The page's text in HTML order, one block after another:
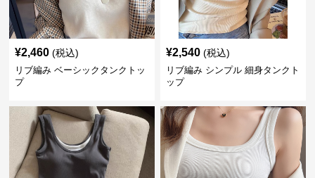
¥2,460 (税込)
リブ編み ベーシックタンクトッ
プ
¥2,540 (税込)
リブ編み シンプル 細身タンクト
ップ